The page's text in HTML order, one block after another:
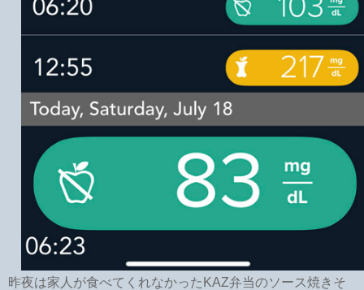
昨夜は家人が食べてくれなかったKAZ弁当のソース焼きそ